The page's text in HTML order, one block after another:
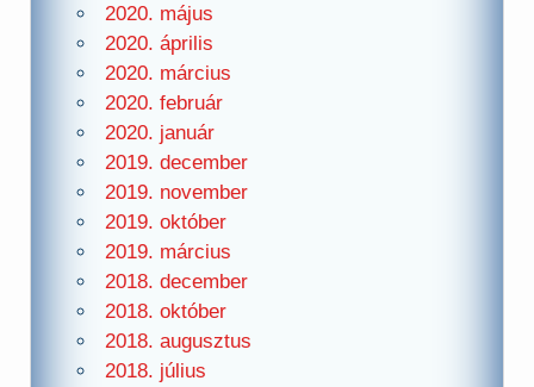
2020. május
2020. április
2020. március
2020. február
2020. január
2019. december
2019. november
2019. október
2019. március
2018. december
2018. október
2018. augusztus
2018. július